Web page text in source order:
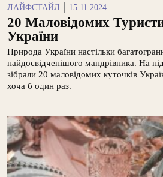
ЛАЙФСТАЙЛ 15.11.2024
20 Маловідомих
України
Природа України настільки
найдосвідченішого мандрівника. На
зібрали 20 маловідомих куточків
хоча б один раз.